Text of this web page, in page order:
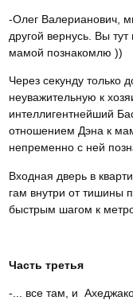
-Олег Валерианович,
другой вернусь. Вы
мамой познакомлю ))
Через секунду только
неуважительную к
интеллигентнейший
отношением Дэна к
непременно с ней
Входная дверь в
гам внутри от тишины
быстрым шагом к
Часть третья
-... все там, и